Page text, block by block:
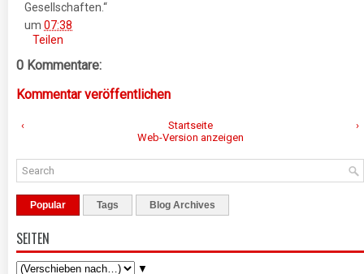
Gesellschaften.“
um 07:38
Teilen
0 Kommentare:
Kommentar veröffentlichen
‹ ›
Startseite
Web-Version anzeigen
Popular Tags Blog Archives
SEITEN
▼